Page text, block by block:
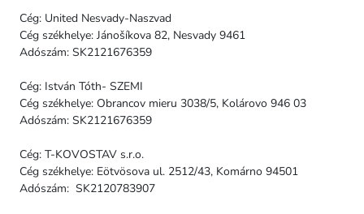
Cég: United Nesvady-Naszvad
Cég székhelye: Jánošíkova 82, Nesvady 9461
Adószám: SK2121676359
Cég: István Tóth- SZEMI
Cég székhelye: Obrancov mieru 3038/5, Kolárovo 946 03
Adószám: SK2121676359
Cég: T-KOVOSTAV s.r.o.
Cég székhelye: Eötvösova ul. 2512/43, Komárno 94501
Adószám: SK2120783907